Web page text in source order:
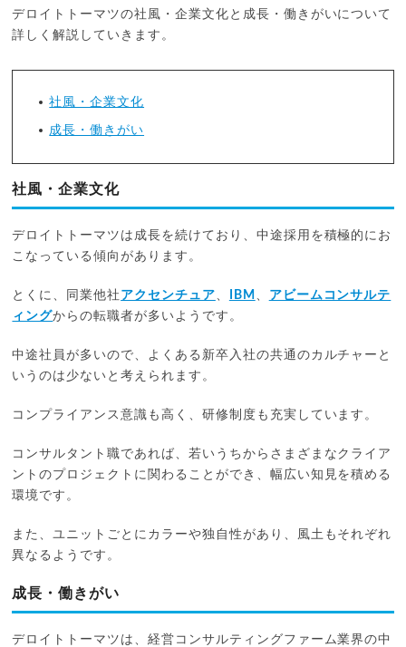
デロイトトーマツの社風・企業文化と成長・働きがいについて
詳しく解説していきます。
社風・企業文化
成長・働きがい
社風・企業文化
デロイトトーマツは成長を続けており、中途採用を積極的にお
こなっている傾向があります。
とくに、同業他社 アクセンチュア IBM
アビームコンサルテ
ィングからの転職者が多いようです。
中途社員が多いので、よくある新卒入社の共通のカルチャーと
いうのは少ないと考えられます。
コンプライアンス意識も高く、研修制度も充実しています。
コンサルタント職であれば、若いうちからさまざまなクライア
ントのプロジェクトに関わることができ、幅広い知見を積める
環境です。
また、ユニットごとにカラーや独自性があり、風土もそれぞれ
異なるようです。
成長・働きがい
デロイトトーマツは、経営コンサルティングファーム業界の中